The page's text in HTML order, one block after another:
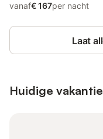
vanaf€ 167per nacht
Laat
Huidige